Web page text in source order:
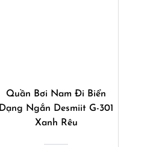
Quần Bơi Nam Đi Biển
Dạng Ngắn Desmiit G-301
Xanh Rêu